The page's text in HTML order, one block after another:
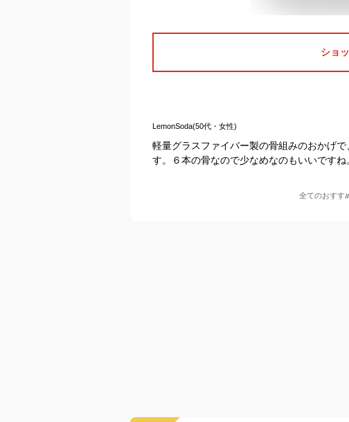
ショ
LemonSoda(50代・女性)
軽量グラスファイバー製の骨組みのおかげ
す。６本の骨なので少なめなのもいいです
全てのおすす